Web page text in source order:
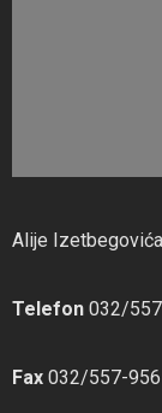
Alije
Telefon 032/
Fax 032/557-956